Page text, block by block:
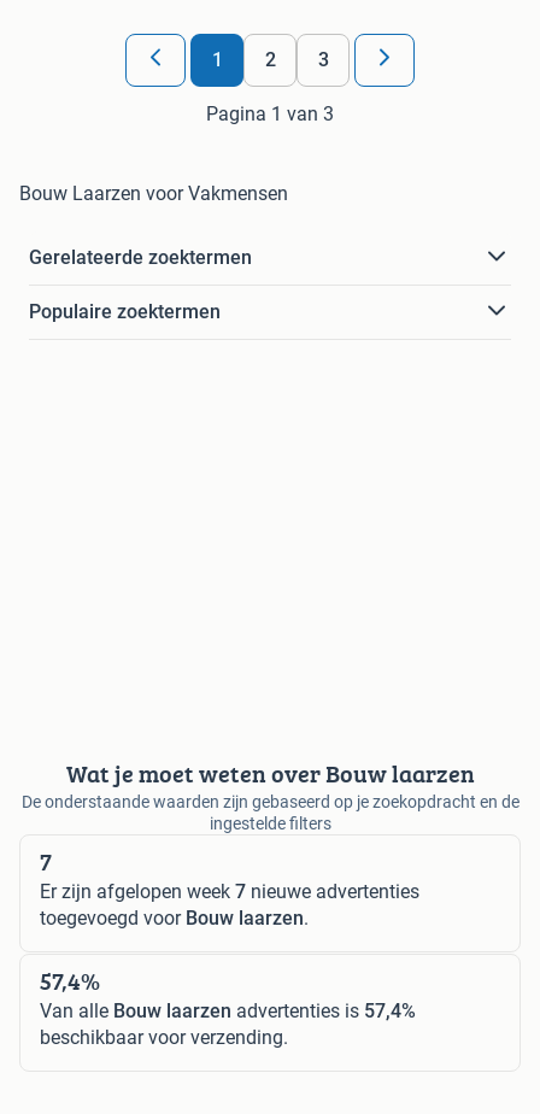
1 2 3
Pagina 1 van 3
Bouw Laarzen voor Vakmensen
Gerelateerde zoektermen
Populaire zoektermen
Wat je moet weten over Bouw laarzen
De onderstaande waarden zijn gebaseerd op je zoekopdracht en de
ingestelde filters
7
Er zijn afgelopen week 7 nieuwe advertenties
toegevoegd voor Bouw laarzen.
57,4%
Van alle Bouw laarzen advertenties is 57,4%
beschikbaar voor verzending.